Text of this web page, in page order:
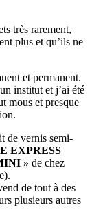
très rarement,
plus et qu’ils ne
et permanent.
institut et j’ai été
mous et presque
de vernis semi-
EXPRESS
» de chez
de tout à des
plusieurs autres